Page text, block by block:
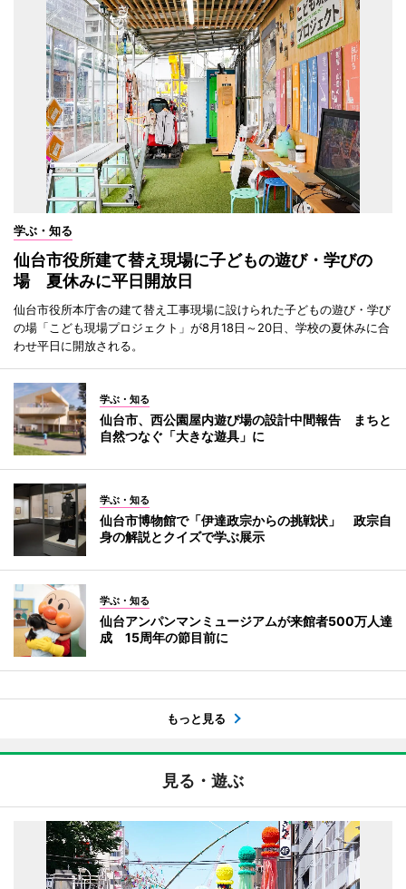
学ぶ・知る
仙台市役所建て替え現場に子どもの遊び・学びの
場 夏休みに平日開放日
仙台市役所本庁舎の建て替え工事現場に設けられた子どもの遊び・学び
の場「こども現場プロジェクト」が8月18日～20日、学校の夏休みに合
わせ平日に開放される。
学ぶ・知る
仙台市、西公園屋内遊び場の設計中間報告 まちと
自然つなぐ「大きな遊具」に
学ぶ・知る
仙台市博物館で「伊達政宗からの挑戦状」 政宗自
身の解説とクイズで学ぶ展示
学ぶ・知る
仙台アンパンマンミュージアムが来館者500万人達
成 15周年の節目前に
もっと見る
見る・遊ぶ